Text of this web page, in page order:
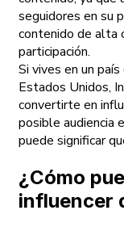
seguidores en su
contenido de alta
participación.
Si vives en un
Estados Unidos,
convertirte en
posible audiencia
puede significar
¿Cómo
influencer